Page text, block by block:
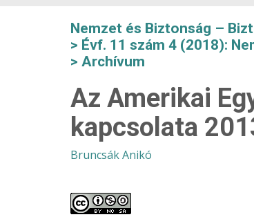
Nemzet és Biztonság –
Évf. 11 szám 4 (2018):
Archívum
Az Amerikai
kapcsolata
Bruncsák Anikó